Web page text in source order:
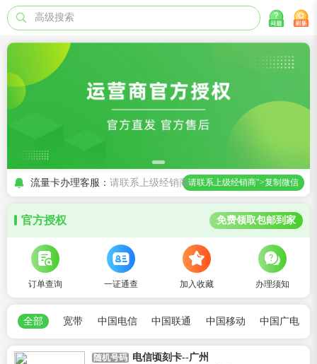
高级搜索
流量卡办理客服： 请联系上级经销商请联系上级经销商">复制微信
官方授权 免费领取包邮到家
订单查询 一证通查 加入收藏 办理须知
全部 宽带 中国电信 中国联通 中国移动 中国广电
随机号码 电信顷刻卡--广州